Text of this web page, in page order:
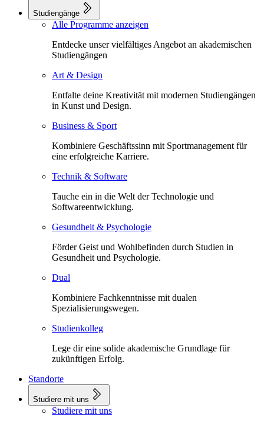
Studiengänge
Alle Programme anzeigen
Entdecke unser vielfältiges Angebot an akademischen
Studiengängen
Art & Design
Entfalte deine Kreativität mit modernen Studiengängen
in Kunst und Design.
Business & Sport
Kombiniere Geschäftssinn mit Sportmanagement für
eine erfolgreiche Karriere.
Technik & Software
Tauche ein in die Welt der Technologie und
Softwareentwicklung.
Gesundheit & Psychologie
Förder Geist und Wohlbefinden durch Studien in
Gesundheit und Psychologie.
Dual
Kombiniere Fachkenntnisse mit dualen
Spezialisierungswegen.
Studienkolleg
Lege dir eine solide akademische Grundlage für
zukünftigen Erfolg.
Standorte
Studiere mit uns
Studiere mit uns